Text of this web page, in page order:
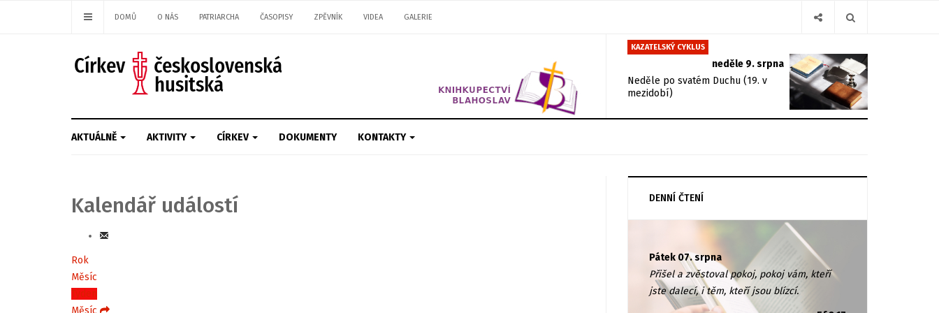
DOMŮ O NÁS PATRIARCHA ČASOPISY ZPĚVNÍK VIDEA GALERIE
KAZATELSKÝ CYKLUS
neděle 9. srpna
Neděle po svatém Duchu (19. v
mezidobí)
AKTUÁLNĚ AKTIVITY CÍRKEV DOKUMENTY KONTAKTY
Kalendář událostí
Rok
Měsíc
Týden
Měsíc
DENNÍ ČTENÍ
Pátek 07. srpna
Přišel a zvěstoval pokoj, pokoj vám, kteří
jste dalecí, i těm, kteří jsou blízcí.